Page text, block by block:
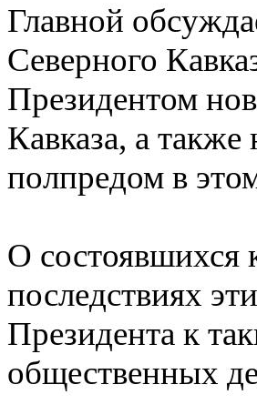
Главной
Северного
Президентом
Кавказа, а
полпредом в
О состоявшихся
последствиях
Президента к
общественных